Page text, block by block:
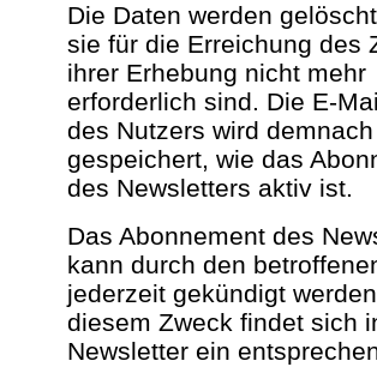
Die Daten werden
sie für die Erreichung des
ihrer Erhebung nicht mehr
erforderlich sind. Die E-
des Nutzers wird
gespeichert, wie das
des Newsletters aktiv ist.
Das Abonnement des
kann durch den
jederzeit gekündigt
diesem Zweck findet sich
Newsletter ein